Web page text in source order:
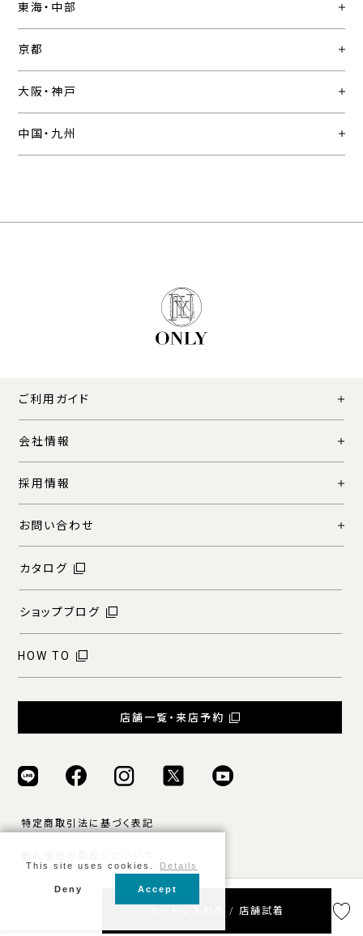
カートに入れる / 店舗試着
東海・中部
京都
大阪・神戸
中国・九州
ご利用ガイド
会社情報
採用情報
お問い合わせ
カタログ
ショップブログ
HOW TO
店舗一覧・来店予約
特定商取引法に基づく表記
ご利用規約
This site uses cookies. Details
Deny Accept